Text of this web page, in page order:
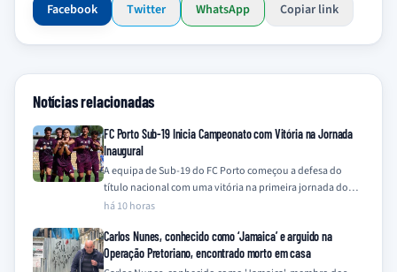
Facebook
Twitter WhatsApp Copiar link
Notícias relacionadas
FC Porto Sub-19 Inicia Campeonato com Vitória na Jornada
Inaugural
A equipa de Sub-19 do FC Porto começou a defesa do
título nacional com uma vitória na primeira jornada do
Campeonato Nacional…
há 10 horas
Carlos Nunes, conhecido como ‘Jamaica’ e arguido na
Operação Pretoriano, encontrado morto em casa